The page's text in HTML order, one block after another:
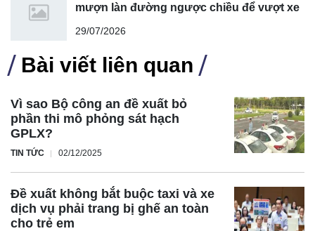
mượn làn đường ngược chiều để vượt xe
29/07/2026
Bài viết liên quan
Vì sao Bộ công an đề xuất bỏ
phần thi mô phỏng sát hạch
GPLX?
TIN TỨC 02/12/2025
Đề xuất không bắt buộc taxi và xe
dịch vụ phải trang bị ghế an toàn
cho trẻ em